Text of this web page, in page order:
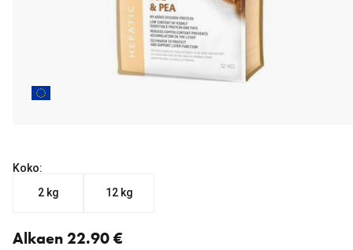
Koko:
2 kg
12 kg
Alkaen 22.90 €